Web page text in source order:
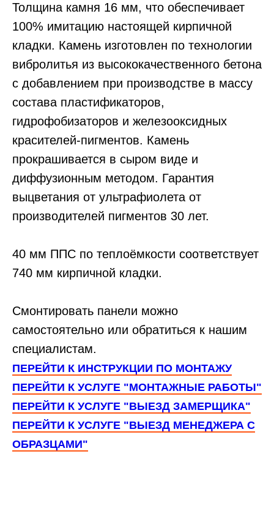
Толщина камня 16 мм, что обеспечивает
100% имитацию настоящей кирпичной
кладки. Камень изготовлен по технологии
вибролитья из высококачественного бетона
с добавлением при производстве в массу
состава пластификаторов,
гидрофобизаторов и железооксидных
красителей-пигментов. Камень
прокрашивается в сыром виде и
диффузионным методом. Гарантия
выцветания от ультрафиолета от
производителей пигментов 30 лет.
40 мм ППС по теплоёмкости соответствует
740 мм кирпичной кладки.
Смонтировать панели можно
самостоятельно или обратиться к нашим
специалистам.
ПЕРЕЙТИ К ИНСТРУКЦИИ ПО МОНТАЖУ
ПЕРЕЙТИ К УСЛУГЕ "МОНТАЖНЫЕ РАБОТЫ"
ПЕРЕЙТИ К УСЛУГЕ "ВЫЕЗД ЗАМЕРЩИКА"
ПЕРЕЙТИ К УСЛУГЕ "ВЫЕЗД МЕНЕДЖЕРА С
ОБРАЗЦАМИ"